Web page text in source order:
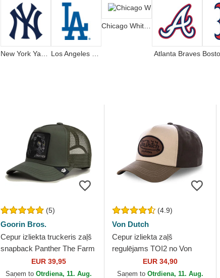
Chicago White Sox
Atlanta Braves
(5)
Goorin Bros.
Cepur izliekta truckeris zaļš
snapback Panther The Farm
no Goorin Bros.
EUR 39,95
Saņem to Otrdiena, 11. Aug.
(4.9)
Von Dutch
Cepur izliekta zaļš
regulējams TOI2 no Von
EUR 34,90
Saņem to Otrdiena, 11. Aug.